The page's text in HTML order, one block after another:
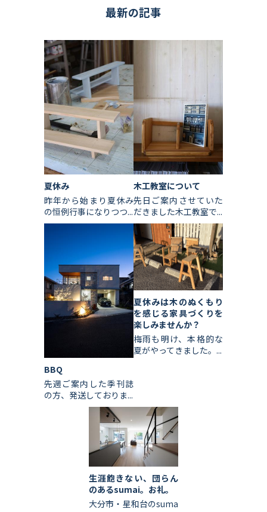
最新の記事
夏休み
昨年から始まり夏休み
の恒例行事になりつつ...
木工教室について
先日ご案内させていた
だきました木工教室で...
BBQ
先週ご案内した季刊誌
の方、発送しておりま...
夏休みは木のぬくもり
を感じる家具づくりを
楽しみませんか？
梅雨も明け、本格的な
夏がやってきました。...
生涯飽きない、団らん
のあるsumai。お礼。
大分市・星和台のsuma